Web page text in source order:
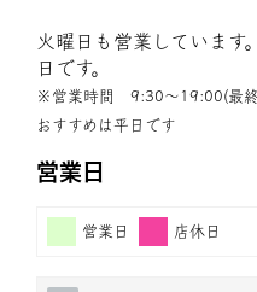
火曜日も営業しています。
日です。
※営業時間 9:30〜19:00(最
おすすめは平日です
営業日
営業日 店休日